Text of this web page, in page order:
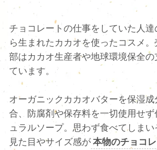
チョコレートの仕事をしていた人
ら生まれたカカオを使ったコスメ
部はカカオ生産者や地球環境保全の
ています。
オーガニックカカオバターを保湿
合、防腐剤や保存料を一切使用せず
ュラルソープ。思わず食べてしまい
見た目やサイズ感が 本物のチョコ